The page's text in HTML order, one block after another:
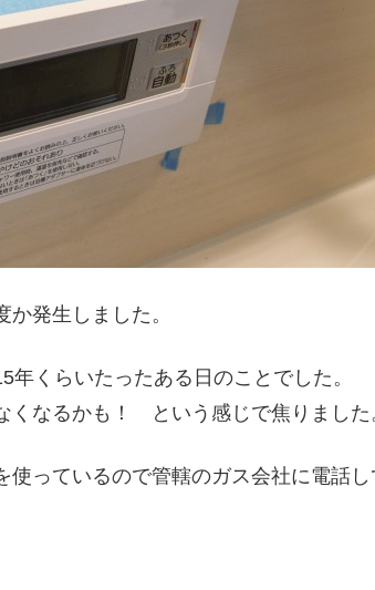
発生しました。
くらいたったある日のことでした。
くなるかも！ という感じで焦りました
っているので管轄のガス会社に電話し